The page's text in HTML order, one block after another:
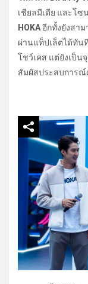
เชียลมีเดีย และโซน
HOKAอีกทั้งยังสาม
ผ่านแท็ปเล็ตได้ทัน
โชว์เคส แต่ยังเป็
สัมผัสประสบการณ์